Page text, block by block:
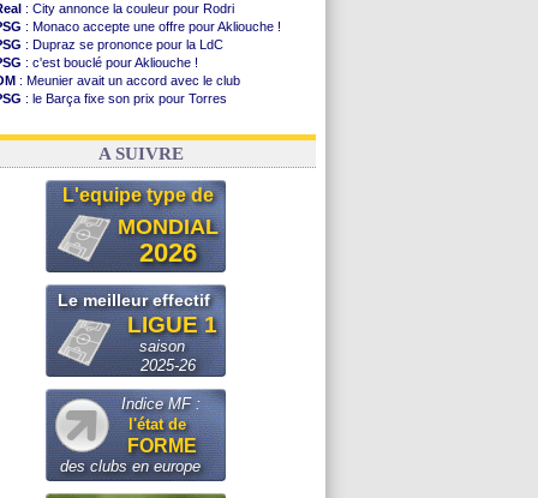
: City annonce la couleur pour Rodri
: Monaco accepte une offre pour Akliouche !
: Dupraz se prononce pour la LdC
: c'est bouclé pour Akliouche !
: Meunier avait un accord avec le club
: le Barça fixe son prix pour Torres
: Torres souhaite rejoindre le PSG !
A SUIVRE
L'equipe type de
MONDIAL
2026
Le meilleur effectif
LIGUE 1
saison
2025-26
Indice MF :
l'état de
FORME
des clubs en europe